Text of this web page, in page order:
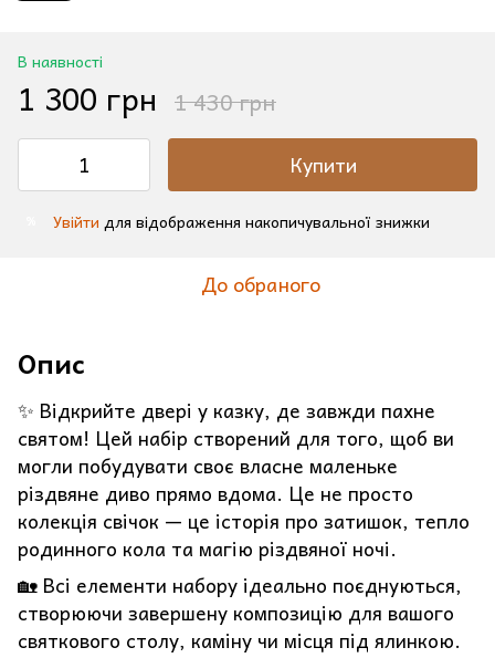
В наявності
1 300 грн 1 430 грн
Купити
Увійти для відображення накопичувальної знижки
До обраного
Опис
✨ Відкрийте двері у казку, де завжди пахне
святом! Цей набір створений для того, щоб ви
могли побудувати своє власне маленьке
різдвяне диво прямо вдома. Це не просто
колекція свічок — це історія про затишок, тепло
родинного кола та магію різдвяної ночі.
🏡 Всі елементи набору ідеально поєднуються,
створюючи завершену композицію для вашого
святкового столу, каміну чи місця під ялинкою.